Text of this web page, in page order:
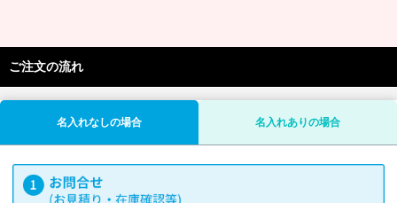
ご注文の流れ
名入れなしの場合 名入れありの場合